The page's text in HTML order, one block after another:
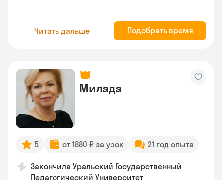
Читать дальше Подобрать время
Милада
5 от 1880 ₽ за урок 21 год опыта
Закончила Уральский Государственный
Педагогический Университет